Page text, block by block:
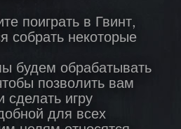
поиграть в Гвинт,
собрать некоторые
будем обрабатывать
позволить вам
сделать игру
для всех